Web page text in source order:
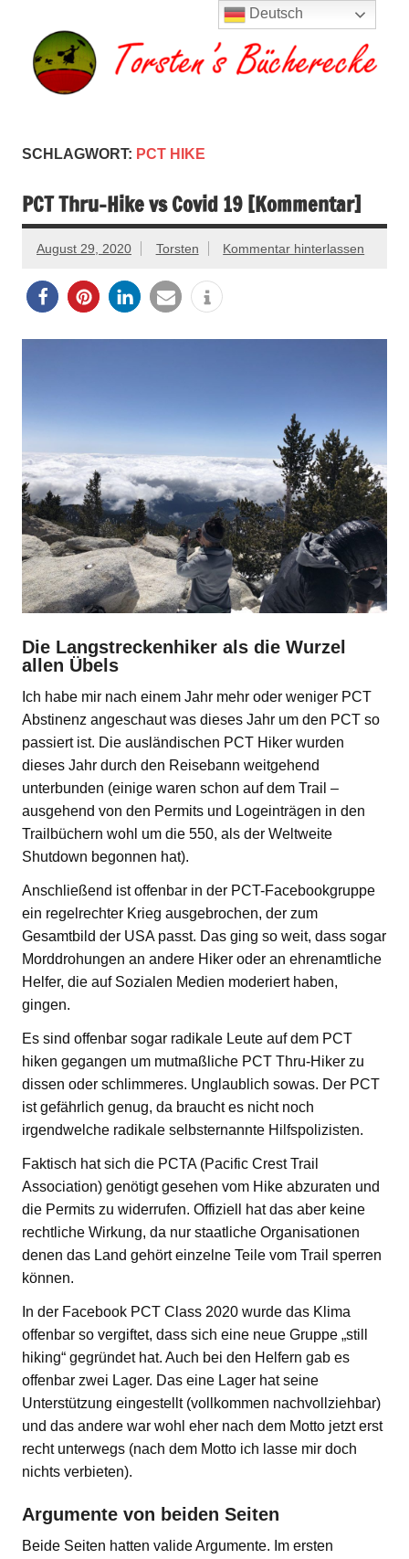
springen
SCHLAGWORT: PCT HIKE
PCT Thru-Hike vs Covid 19 [Kommentar]
August 29, 2020 Torsten Kommentar hinterlassen
Die Langstreckenhiker als die Wurzel
allen Übels
Ich habe mir nach einem Jahr mehr oder weniger PCT
Abstinenz angeschaut was dieses Jahr um den PCT so
passiert ist. Die ausländischen PCT Hiker wurden
dieses Jahr durch den Reisebann weitgehend
unterbunden (einige waren schon auf dem Trail –
ausgehend von den Permits und Logeinträgen in den
Trailbüchern wohl um die 550, als der Weltweite
Shutdown begonnen hat).
Anschließend ist offenbar in der PCT-Facebookgruppe
ein regelrechter Krieg ausgebrochen, der zum
Gesamtbild der USA passt. Das ging so weit, dass sogar
Morddrohungen an andere Hiker oder an ehrenamtliche
Helfer, die auf Sozialen Medien moderiert haben,
gingen.
Es sind offenbar sogar radikale Leute auf dem PCT
hiken gegangen um mutmaßliche PCT Thru-Hiker zu
dissen oder schlimmeres. Unglaublich sowas. Der PCT
ist gefährlich genug, da braucht es nicht noch
irgendwelche radikale selbsternannte Hilfspolizisten.
Faktisch hat sich die PCTA (Pacific Crest Trail
Association) genötigt gesehen vom Hike abzuraten und
die Permits zu widerrufen. Offiziell hat das aber keine
rechtliche Wirkung, da nur staatliche Organisationen
denen das Land gehört einzelne Teile vom Trail sperren
können.
In der Facebook PCT Class 2020 wurde das Klima
offenbar so vergiftet, dass sich eine neue Gruppe „still
hiking“ gegründet hat. Auch bei den Helfern gab es
offenbar zwei Lager. Das eine Lager hat seine
Unterstützung eingestellt (vollkommen nachvollziehbar)
und das andere war wohl eher nach dem Motto jetzt erst
recht unterwegs (nach dem Motto ich lasse mir doch
nichts verbieten).
Argumente von beiden Seiten
Beide Seiten hatten valide Argumente. Im ersten
Deutsch